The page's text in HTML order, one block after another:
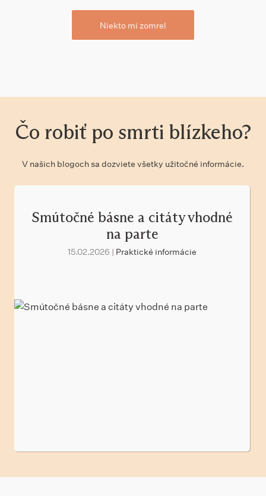
Niekto mi zomrel
Čo robiť po smrti blízkeho?
V našich blogoch sa dozviete všetky užitočné informácie.
Smútočné básne a citáty vhodné
na parte
15.02.2026 | Praktické informácie